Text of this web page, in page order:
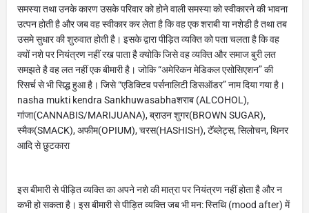
समस्या तथा उनके कारण उसके परिवार को होने वाली समस्या को स्वीकारने की भावना
उत्पन होती है और जब वह स्वीकार कर लेता है कि वह एक शराबी या नशेडी है तथा तब
उसमे सुधार की शुरुवात होती है। इसके द्वारा पीड़ित व्यक्ति को पता चलता है कि वह
क्यों नशे पर नियंत्रण नहीं रख पाता है क्योकि जिसे वह व्यक्ति और समाज बुरी लत
समझते है वह लत नहीं एक बीमारी है। जोकि “अमेरिकन मेडिकल एसोसिएशन” की
रिसर्च से भी सिद्ध हुआ है। जिसे “एडिक्टिव पर्सनालिटी डिसऑडर” नाम दिया गया है।
nasha mukti kendra Sankhuwasabhaशराब (ALCOHOL),
गांजा(CANNABIS/MARIJUANA), ब्राउन शुगर(BROWN SUGAR),
स्मैक(SMACK), अफीम(OPIUM), चरस(HASHISH), टॅब्लेट्स, सिलोचन, थिनर
आदि से छुटकारा
इस बीमारी से पीड़ित व्यक्ति का अपने नशे की मात्रा पर नियंत्रण नहीं होता है और न
कभी हो सकता है। इस बीमारी से पीड़ित व्यक्ति जब भी मन: स्तिथि (mood after) में